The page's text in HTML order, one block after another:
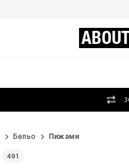
ABOUT
Бельо Пижами
491